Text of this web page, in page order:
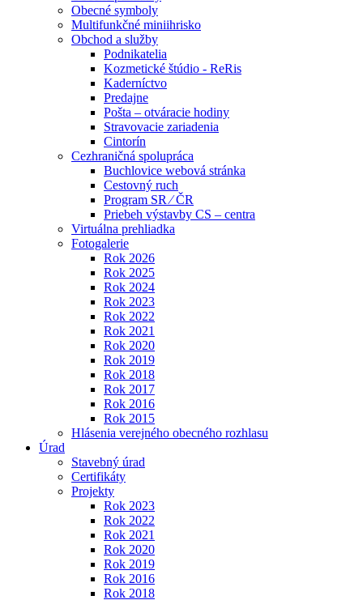
Obecné symboly
Multifunkčné miniihrisko
Obchod a služby
Podnikatelia
Kozmetické štúdio - ReRis
Kaderníctvo
Predajne
Pošta – otváracie hodiny
Stravovacie zariadenia
Cintorín
Cezhraničná spolupráca
Buchlovice webová stránka
Cestovný ruch
Program SR ⁄ ČR
Priebeh výstavby CS – centra
Virtuálna prehliadka
Fotogalerie
Rok 2026
Rok 2025
Rok 2024
Rok 2023
Rok 2022
Rok 2021
Rok 2020
Rok 2019
Rok 2018
Rok 2017
Rok 2016
Rok 2015
Hlásenia verejného obecného rozhlasu
Úrad
Stavebný úrad
Certifikáty
Projekty
Rok 2023
Rok 2022
Rok 2021
Rok 2020
Rok 2019
Rok 2016
Rok 2018